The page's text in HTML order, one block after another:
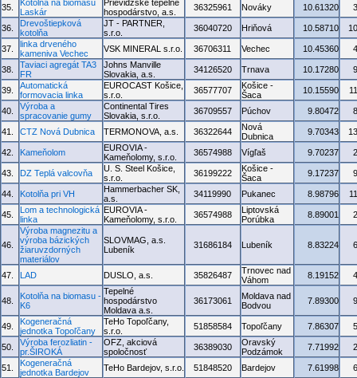
35.
Kotolňa na biomasu
Laskár
Prievidzské tepelné
hospodárstvo, a.s.
36325961 Nováky 10.61320
36.
Drevoštiepková
kotolňa
JT - PARTNER,
s.r.o.
36040720 Hriňová 10.58710
37.
linka drveného
kameniva Vechec
VSK MINERAL s.r.o. 36706311 Vechec 10.45360
38.
Taviaci agregát TA3
FR
Johns Manville
Slovakia, a.s.
34126520 Trnava 10.17280
39.
Automatická
formovacia linka
EUROCAST Košice,
s.r.o.
36577707
Košice -
Šaca
10.15590
40.
Výroba a
spracovanie gumy
Continental Tires
Slovakia, s.r.o.
36709557 Púchov 9.80472
41. CTZ Nová Dubnica TERMONOVA, a.s. 36322644
Nová
Dubnica
9.70343
42. Kameňolom
EUROVIA -
Kameňolomy, s.r.o.
36574988 Vígľaš 9.70237
43. DZ Teplá valcovňa
U. S. Steel Košice,
s.r.o.
36199222
Košice -
Šaca
9.17237
44. Kotolňa pri VH
Hammerbacher SK,
a.s.
34119990 Pukanec 8.98796
45.
Lom a technologická
linka
EUROVIA -
Kameňolomy, s.r.o.
36574988
Liptovská
Porúbka
8.89001
46.
Výroba magnezitu a
výroba bázických
žiaruvzdorných
materiálov
SLOVMAG, a.s.
Lubeník
31686184 Lubeník 8.83224
47. LAD DUSLO, a.s. 35826487
Trnovec nad
Váhom
8.19152
48.
Kotolňa na biomasu -
K6
Tepelné
hospodárstvo
Moldava a.s.
36173061
Moldava nad
Bodvou
7.89300
49.
Kogeneračná
jednotka Topoľčany
TeHo Topoľčany,
s.r.o.
51858584 Topoľčany 7.86307
50.
Výroba ferozliatin -
pr.ŠIROKÁ
OFZ, akciová
spoločnosť
36389030
Oravský
Podzámok
7.71992
51.
Kogeneračná
jednotka Bardejov
TeHo Bardejov, s.r.o. 51848520 Bardejov 7.61998